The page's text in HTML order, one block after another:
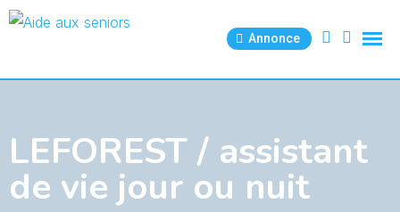
Skip
Annonce
LEFOREST / assistant
de vie jour ou nuit